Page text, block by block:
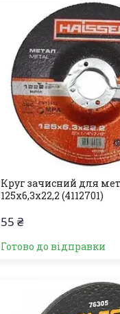
Круг зачисний для
125х6,3х22,2 (4112701)
55 ₴
Готово до відправки